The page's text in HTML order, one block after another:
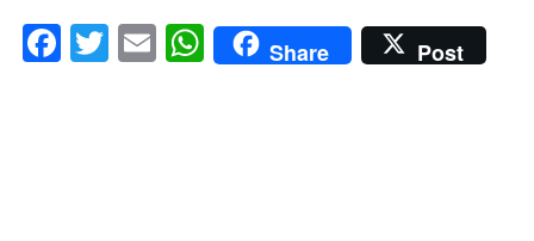
Facebook
Twitter
EmailWhatsApp
Share Post